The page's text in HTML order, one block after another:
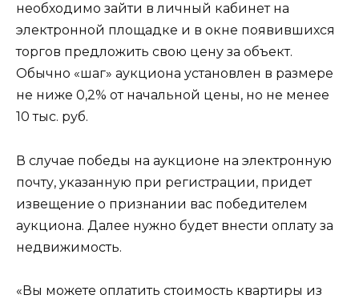
необходимо зайти в личный кабинет на
электронной площадке и в окне появившихся
торгов предложить свою цену за объект.
Обычно «шаг» аукциона установлен в размере
не ниже 0,2% от начальной цены, но не менее
10 тыс. руб.
В случае победы на аукционе на электронную
почту, указанную при регистрации, придет
извещение о признании вас победителем
аукциона. Далее нужно будет внести оплату за
недвижимость.
«Вы можете оплатить стоимость квартиры из